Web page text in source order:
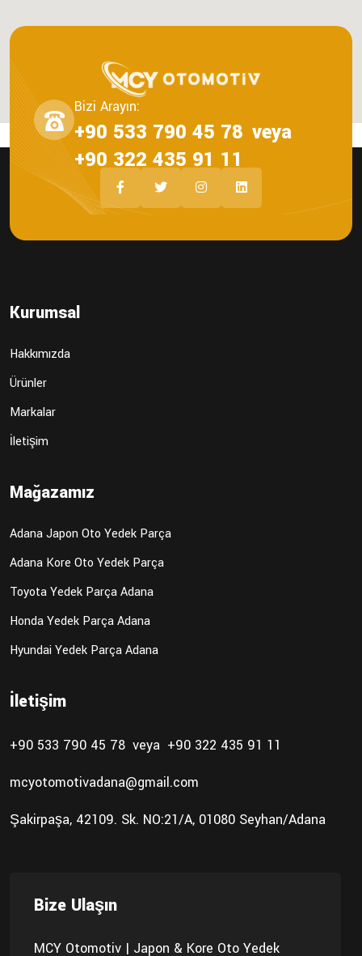
Bizi Arayın:
+90 533 790 45 78 veya
+90 322 435 91 11
Kurumsal
Hakkımızda
Ürünler
Markalar
İletişim
Mağazamız
Adana Japon Oto Yedek Parça
Adana Kore Oto Yedek Parça
Toyota Yedek Parça Adana
Honda Yedek Parça Adana
Hyundai Yedek Parça Adana
İletişim
+90 533 790 45 78 veya +90 322 435 91 11
mcyotomotivadana@gmail.com
Şakirpaşa, 42109. Sk. NO:21/A, 01080 Seyhan/Adana
Bize Ulaşın
MCY Otomotiv | Japon & Kore Oto Yedek